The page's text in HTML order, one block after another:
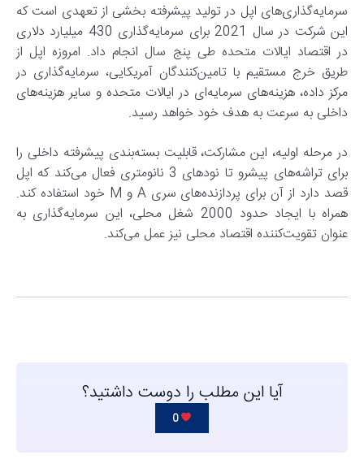
سرمایه‌گذاری‌های اپل در تولید پیشرفته بخشی از تعهدی است که
این شرکت در سال 2021 برای سرمایه‌گذاری 430 میلیارد دلاری
در اقتصاد ایالات متحده طی پنج سال انجام داد. امروزه اپل از
طریق خرج مستقیم با تامین‌کنندگان آمریکایی، سرمایه‌گذاری در
مرکز داده، هزینه‌های سرمایه‌ای در ایالات متحده و سایر هزینه‌های
داخلی به سرعت به هدف خود خواهد رسید.
در مرحله اولیه، این مشارکت، قابلیت بسته‌بندی پیشرفته داخلی را
برای تراشه‌های پیشرو تا نودهای 3 نانومتری فعال می‌کند که اپل
قصد دارد از آن برای پردازنده‌های سری A و M خود استفاده کند.
همراه با ایجاد حدود 2000 شغل محلی، این سرمایه‌گذاری به
عنوان تقویت‌کننده اقتصاد محلی نیز عمل می‌کند.
آیا این مطلب را دوست داشتید؟
0